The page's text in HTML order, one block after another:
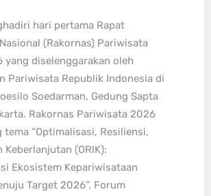
hari pertama Rapat
(Rakornas) Pariwisata
yang diselenggarakan oleh
Pariwisata Republik Indonesia di
Soedarman, Gedung Sapta
Rakornas Pariwisata 2026
tema “Optimalisasi, Resiliensi,
Keberlanjutan (ORIK):
Ekosistem Kepariwisataan
Target 2026”. Forum